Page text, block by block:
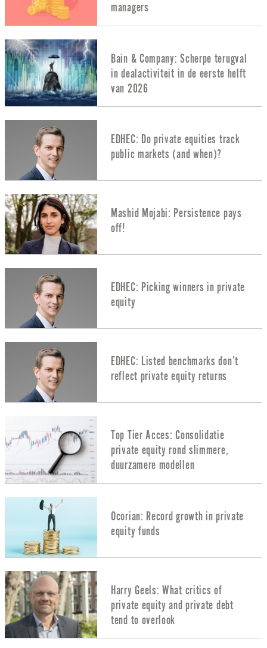
managers
Bain & Company: Scherpe terugval
in dealactiviteit in de eerste helft
van 2026
EDHEC: Do private equities track
public markets (and when)?
Mashid Mojabi: Persistence pays
off!
EDHEC: Picking winners in private
equity
EDHEC: Listed benchmarks don’t
reflect private equity returns
Top Tier Acces: Consolidatie
private equity rond slimmere,
duurzamere modellen
Ocorian: Record growth in private
equity funds
Harry Geels: What critics of
private equity and private debt
tend to overlook